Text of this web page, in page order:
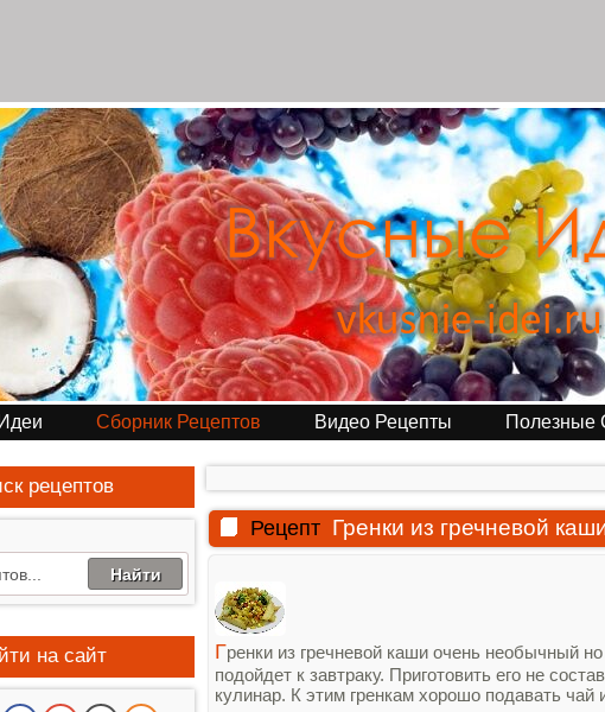
Сборник Рецептов Видео Рецепты Полезные
Рецепт Гренки из гречневой
Гренки из гречневой каши очень необычный
подойдет к завтраку. Приготовить его не
кулинар. К этим гренкам хорошо подавать чай
рецептов
на сайт